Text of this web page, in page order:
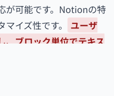
が可能です。Notionの特
イズ性です。
ユーザ
、ブロック単位でテキス